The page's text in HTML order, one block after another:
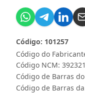
Código do
Código: 101257
Código NCM:
Código de Barras
Código de Barras